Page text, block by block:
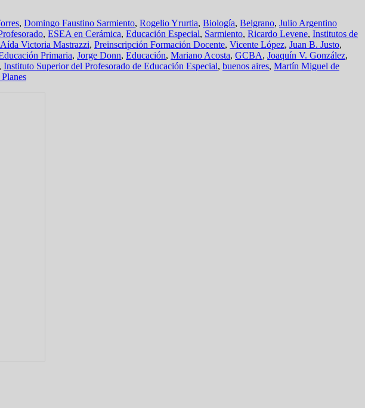
, Domingo Faustino Sarmiento, Rogelio Yrurtia, Biología, Belgrano, Julio Argentino
, ESEA en Cerámica, Educación Especial, Sarmiento, Ricardo Levene, Institutos de
Aída Victoria Mastrazzi, Preinscripción Formación Docente, Vicente López, Juan B. Justo,
Primaria, Jorge Donn, Educación, Mariano Acosta, GCBA, Joaquín V. González,
, Instituto Superior del Profesorado de Educación Especial, buenos aires, Martín Miguel de